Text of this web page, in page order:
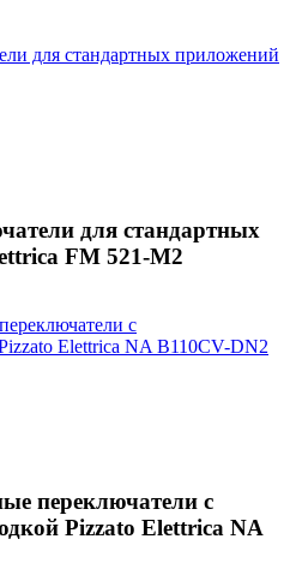
для стандартных
FM 521-M2
переключатели с
Pizzato Elettrica NA